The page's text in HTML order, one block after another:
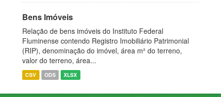
Bens Imóveis
Relação de bens imóveis do Instituto Federal
Fluminense contendo Registro Imobiliário Patrimonial
(RIP), denominação do imóvel, área m² do terreno,
valor do terreno, área...
CSV ODS XLSX